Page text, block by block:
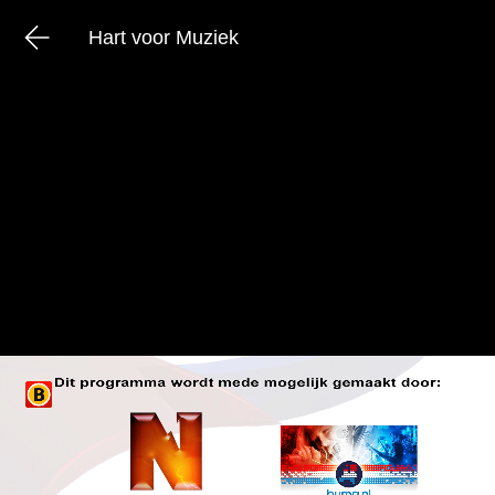
Hart voor Muziek